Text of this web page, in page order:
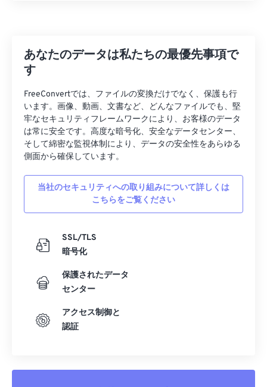
あなたのデータは私たちの最優先事項で
す
FreeConvertでは、ファイルの変換だけでなく、保護も行
います。画像、動画、文書など、どんなファイルでも、堅
牢なセキュリティフレームワークにより、お客様のデータ
は常に安全です。高度な暗号化、安全なデータセンター、
そして綿密な監視体制により、データの安全性をあらゆる
側面から確保しています。
当社のセキュリティへの取り組みについて詳しくは
こちらをご覧ください
SSL/TLS
暗号化
保護されたデータ
センター
アクセス制御と
認証